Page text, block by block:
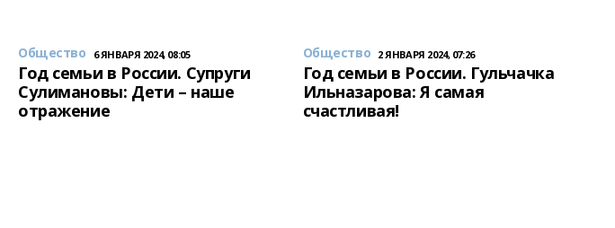
Общество 6 ЯНВАРЯ 2024, 08:05
Год семьи в России. Супруги
Сулимановы: Дети – наше
отражение
Общество 2 ЯНВАРЯ 2024, 07:26
Год семьи в России. Гульчачка
Ильназарова: Я самая
счастливая!